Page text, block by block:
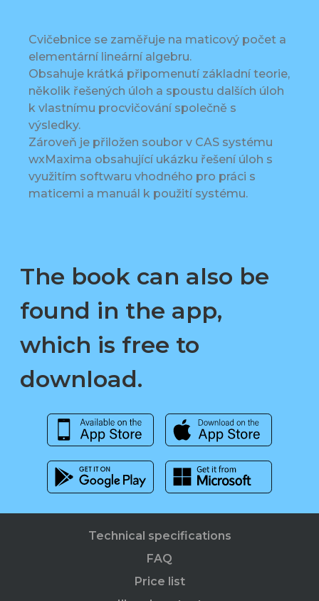
Cvičebnice se zaměřuje na maticový počet a
elementární lineární algebru.
Obsahuje krátká připomenutí základní teorie,
několik řešených úloh a spoustu dalších úloh
k vlastnímu procvičování společně s
výsledky.
Zároveň je přiložen soubor v CAS systému
wxMaxima obsahující ukázku řešení úloh s
využitím softwaru vhodného pro práci s
maticemi a manuál k použití systému.
The book can also be
found in the app,
which is free to
download.
Technical specifications
FAQ
Price list